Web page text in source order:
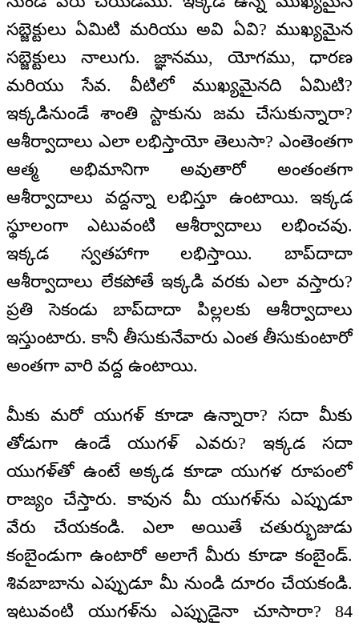
సబ్జెక్టులు ఏమిటి మరియు అవి ఏవి? ముఖ్యమైన
సబ్జెక్టులు నాలుగు. జ్ఞానము, యోగము, ధారణ
మరియు సేవ. వీటిలో ముఖ్యమైనది ఏమిటి?
ఇక్కడినుండే శాంతి స్టాకును జమ చేసుకున్నారా?
ఆశీర్వాదాలు ఎలా లభిస్తాయో తెలుసా? ఎంతెంతగా
ఆత్మ అభిమానిగా అవుతారో అంతంతగా
ఆశీర్వాదాలు వద్దన్నా లభిస్తూ ఉంటాయి. ఇక్కడ
స్థూలంగా ఎటువంటి ఆశీర్వాదాలు లభించవు.
ఇక్కడ స్వతహాగా లభిస్తాయి. బాప్‌దాదా
ఆశీర్వాదాలు లేకపోతే ఇక్కడి వరకు ఎలా వస్తారు?
ప్రతి సెకండు బాప్‌దాదా పిల్లలకు ఆశీర్వాదాలు
ఇస్తుంటారు. కానీ తీసుకునేవారు ఎంత తీసుకుంటారో
అంతగా వారి వద్ద ఉంటాయి.
మీకు మరో యుగళ్ కూడా ఉన్నారా? సదా మీకు
తోడుగా ఉండే యుగళ్ ఎవరు? ఇక్కడ సదా
యుగళ్‌తో ఉంటే అక్కడ కూడా యుగళ రూపంలో
రాజ్యం చేస్తారు. కావున మీ యుగళ్‌ను ఎప్పుడూ
వేరు చేయకండి. ఎలా అయితే చతుర్భుజుడు
కంబైండుగా ఉంటారో అలాగే మీరు కూడా కంబైండ్.
శివబాబాను ఎప్పుడూ మీ నుండి దూరం చేయకండి.
ఇటువంటి యుగళ్‌ను ఎప్పుడైనా చూసారా? 84